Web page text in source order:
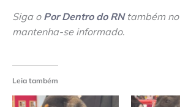
Siga o Por Dentro do RNtambém no
mantenha-se informado.
Leia também